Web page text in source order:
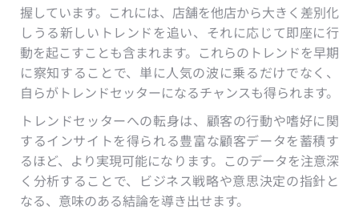
握しています。これには、店舗を他店から大きく差別化
しうる新しいトレンドを追い、それに応じて即座に行
動を起こすことも含まれます。これらのトレンドを早期
に察知することで、単に人気の波に乗るだけでなく、
自らがトレンドセッターになるチャンスも得られます。
トレンドセッターへの転身は、顧客の行動や嗜好に関
するインサイトを得られる豊富な顧客データを蓄積す
るほど、より実現可能になります。このデータを注意深
く分析することで、ビジネス戦略や意思決定の指針と
なる、意味のある結論を導き出せます。